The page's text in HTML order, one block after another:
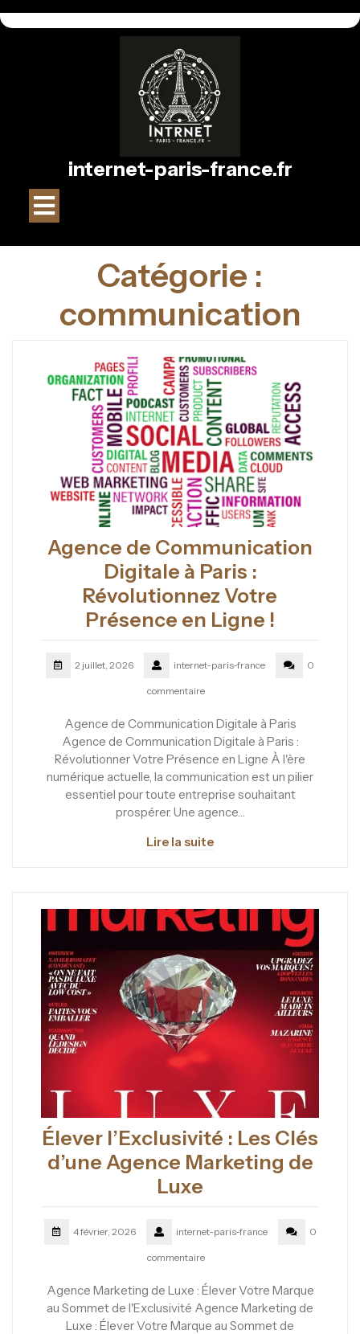
au
internet-paris-france.fr
Ouvrir
Catégorie :
communication
Agence de Communication
Digitale à Paris :
Révolutionnez Votre
Présence en Ligne !
2 juillet, 2026 internet-paris-france 0
commentaire
Agence de Communication Digitale à Paris
Agence de Communication Digitale à Paris :
Révolutionner Votre Présence en Ligne À l'ère
numérique actuelle, la communication est un pilier
essentiel pour toute entreprise souhaitant
prospérer. Une agence…
Lire la suite
Élever l’Exclusivité : Les Clés
d’une Agence Marketing de
Luxe
4 février, 2026 internet-paris-france 0
commentaire
Agence Marketing de Luxe : Élever Votre Marque
au Sommet de l'Exclusivité Agence Marketing de
Luxe : Élever Votre Marque au Sommet de